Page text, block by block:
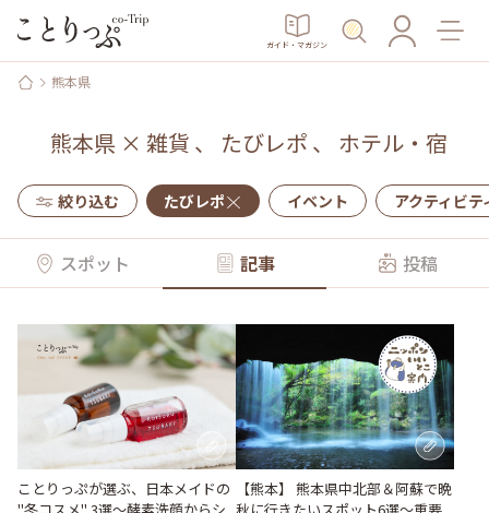
ガイド・マガジン
熊本県
熊本県 × 雑貨 、 たびレポ 、 ホテル・宿
絞り込む たびレポ イベント アクティビテ
スポット 記事 投稿
ことりっぷが選ぶ、日本メイドの
【熊本】 熊本県中北部＆阿蘇で晩